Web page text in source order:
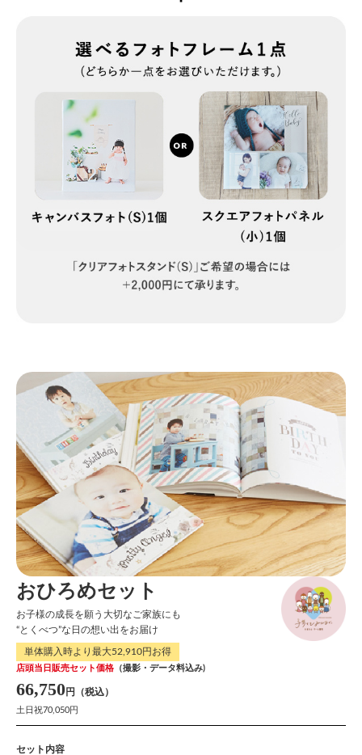
おひろめセット
お子様の成長を願う大切なご家族にも
“とくべつ”な日の想い出をお届け
単体購入時より最大52,910円お得
店頭当日販売セット価格 （撮影・データ料込み)
66,750
土日祝70,050円
セット内容